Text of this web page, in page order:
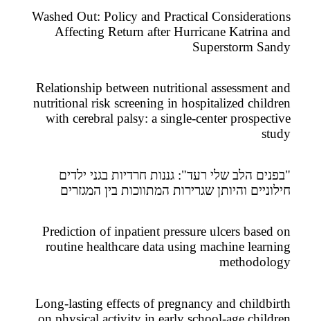
Washed Out: Policy and Practical
Affecting Return after Hurricane Katrina
Superstorm
Relationship between nutritional assessment
nutritional risk screening in hospitalized
with cerebral palsy: a single-center
הלב שלי רעד": גננות חרדיות בגני ילדים
והיותן שגרירות המתווכות בין המגזרים
Prediction of inpatient pressure ulcers
routine healthcare data using machine
Long-lasting effects of pregnancy and